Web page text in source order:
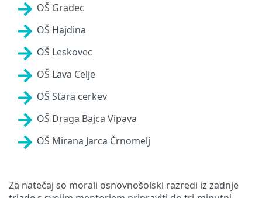
OŠ Gradec
OŠ Hajdina
OŠ Leskovec
OŠ Lava Celje
OŠ Stara cerkev
OŠ Draga Bajca Vipava
OŠ Mirana Jarca Črnomelj
Za natečaj so morali osnovnošolski razredi iz zadnje